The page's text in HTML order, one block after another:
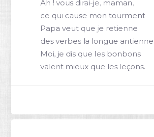
Ah ! vous dirai-je, maman,
ce qui cause mon tourment
Papa veut que je retienne
des verbes la longue
Moi, je dis que les bonbons
valent mieux que les leçons.